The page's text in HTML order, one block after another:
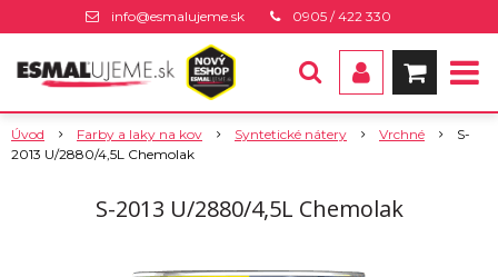
info@esmalujeme.sk 0905 / 422 330
Úvod Farby a laky na kov Syntetické nátery Vrchné
S-
2013 U/2880/4,5L Chemolak
S-2013 U/2880/4,5L Chemolak